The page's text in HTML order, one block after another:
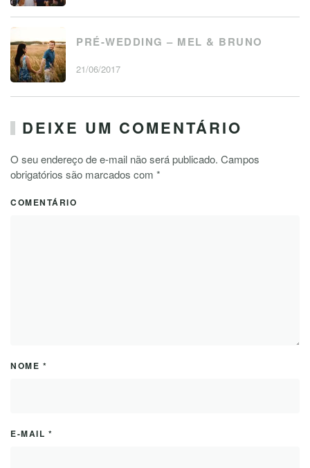
PRÉ-WEDDING – MEL & BRUNO
21/06/2017
DEIXE UM COMENTÁRIO
O seu endereço de e-mail não será publicado. Campos
obrigatórios são marcados com *
COMENTÁRIO
NOME *
E-MAIL *